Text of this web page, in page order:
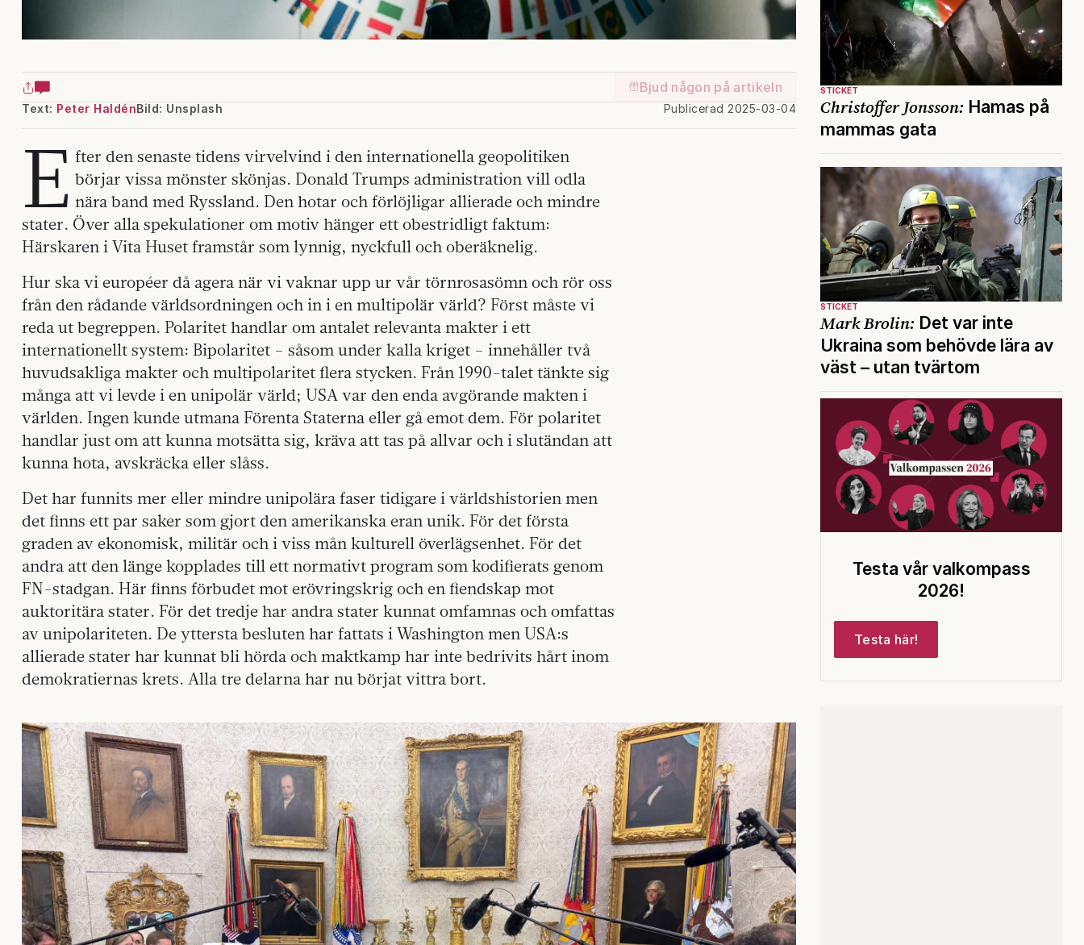
Bjud någon på artikeln
Text: Peter Haldén Publicerad 2025-03-04
Bild: Unsplash
E fter den senaste tidens virvelvind i den internationella geopolitiken
börjar vissa mönster skönjas. Donald Trumps administration vill odla
nära band med Ryssland. Den hotar och förlöjligar allierade och mindre
stater. Över alla spekulationer om motiv hänger ett obestridligt faktum:
Härskaren i Vita Huset framstår som lynnig, nyckfull och oberäknelig.
Hur ska vi européer då agera när vi vaknar upp ur vår törnrosasömn och rör oss
från den rådande världsordningen och in i en multipolär värld? Först måste vi
reda ut begreppen. Polaritet handlar om antalet relevanta makter i ett
internationellt system: Bipolaritet – såsom under kalla kriget – innehåller två
huvudsakliga makter och multipolaritet flera stycken. Från 1990-talet tänkte sig
många att vi levde i en unipolär värld; USA var den enda avgörande makten i
världen. Ingen kunde utmana Förenta Staterna eller gå emot dem. För polaritet
handlar just om att kunna motsätta sig, kräva att tas på allvar och i slutändan att
kunna hota, avskräcka eller slåss.
Det har funnits mer eller mindre unipolära faser tidigare i världshistorien men
det finns ett par saker som gjort den amerikanska eran unik. För det första
graden av ekonomisk, militär och i viss mån kulturell överlägsenhet. För det
andra att den länge kopplades till ett normativt program som kodifierats genom
FN-stadgan. Här finns förbudet mot erövringskrig och en fiendskap mot
auktoritära stater. För det tredje har andra stater kunnat omfamnas och omfattas
av unipolariteten. De yttersta besluten har fattats i Washington men USA:s
allierade stater har kunnat bli hörda och maktkamp har inte bedrivits hårt inom
demokratiernas krets. Alla tre delarna har nu börjat vittra bort.
STICKET
Christoffer Jonsson: Hamas på
mammas gata
STICKET
Mark Brolin: Det var inte
Ukraina som behövde lära av
väst – utan tvärtom
Testa vår valkompass
2026!
Testa här!